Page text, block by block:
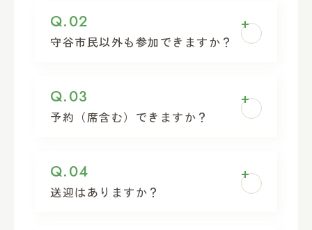
Q.02
守谷市民以外も参加できますか？
参加できます。
Q.03
予約（席含む）できますか？
社会福祉協議会（電話:
8[平日8:30～17:15]）」にて10月24日ま
Q.04
送迎はありますか？